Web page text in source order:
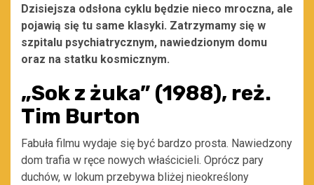
Dzisiejsza odsłona cyklu będzie nieco mroczna, ale
pojawią się tu same klasyki. Zatrzymamy się w
szpitalu psychiatrycznym, nawiedzionym domu
oraz na statku kosmicznym.
„Sok z żuka” (1988), reż.
Tim Burton
Fabuła filmu wydaje się być bardzo prosta. Nawiedzony
dom trafia w ręce nowych właścicieli. Oprócz pary
duchów, w lokum przebywa bliżej nieokreślony